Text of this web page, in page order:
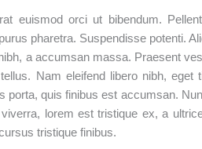
euismod orci ut bibendum.
pharetra. Suspendisse potenti.
a accumsan massa. Praesent
Nam eleifend libero nibh, eget
quis finibus est accumsan.
lorem est tristique ex, a
tristique finibus.